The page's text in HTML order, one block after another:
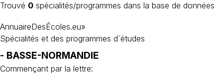
Trouvé 0 spécialités/programmes dans la base de données
AnnuaireDesÉcoles.eu»
Spécialités et des programmes d´études
- BASSE-NORMANDIE
Commençant par la lettre: